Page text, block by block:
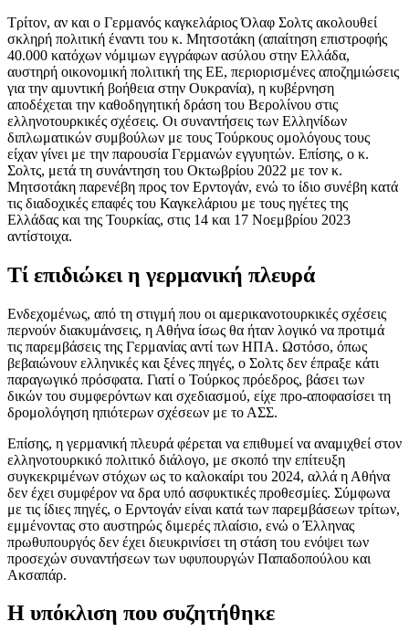
Τρίτον, αν και ο Γερμανός καγκελάριος Όλαφ Σολτς ακολουθεί
σκληρή πολιτική έναντι του κ. Μητσοτάκη (απαίτηση επιστροφής
40.000 κατόχων νόμιμων εγγράφων ασύλου στην Ελλάδα,
αυστηρή οικονομική πολιτική της ΕΕ, περιορισμένες αποζημιώσεις
για την αμυντική βοήθεια στην Ουκρανία), η κυβέρνηση
αποδέχεται την καθοδηγητική δράση του Βερολίνου στις
ελληνοτουρκικές σχέσεις. Οι συναντήσεις των Ελληνίδων
διπλωματικών συμβούλων με τους Τούρκους ομολόγους τους
είχαν γίνει με την παρουσία Γερμανών εγγυητών. Επίσης, ο κ.
Σολτς, μετά τη συνάντηση του Οκτωβρίου 2022 με τον κ.
Μητσοτάκη παρενέβη προς τον Ερντογάν, ενώ το ίδιο συνέβη κατά
τις διαδοχικές επαφές του Καγκελάριου με τους ηγέτες της
Ελλάδας και της Τουρκίας, στις 14 και 17 Νοεμβρίου 2023
αντίστοιχα.
Τί επιδιώκει η γερμανική πλευρά
Ενδεχομένως, από τη στιγμή που οι αμερικανοτουρκικές σχέσεις
περνούν διακυμάνσεις, η Αθήνα ίσως θα ήταν λογικό να προτιμά
τις παρεμβάσεις της Γερμανίας αντί των ΗΠΑ. Ωστόσο, όπως
βεβαιώνουν ελληνικές και ξένες πηγές, ο Σολτς δεν έπραξε κάτι
παραγωγικό πρόσφατα. Γιατί ο Τούρκος πρόεδρος, βάσει των
δικών του συμφερόντων και σχεδιασμού, είχε προ-αποφασίσει τη
δρομολόγηση ηπιότερων σχέσεων με το ΑΣΣ.
Επίσης, η γερμανική πλευρά φέρεται να επιθυμεί να αναμιχθεί στον
ελληνοτουρκικό πολιτικό διάλογο, με σκοπό την επίτευξη
συγκεκριμένων στόχων ως το καλοκαίρι του 2024, αλλά η Αθήνα
δεν έχει συμφέρον να δρα υπό ασφυκτικές προθεσμίες. Σύμφωνα
με τις ίδιες πηγές, ο Ερντογάν είναι κατά των παρεμβάσεων τρίτων,
εμμένοντας στο αυστηρώς διμερές πλαίσιο, ενώ ο Έλληνας
πρωθυπουργός δεν έχει διευκρινίσει τη στάση του ενόψει των
προσεχών συναντήσεων των υφυπουργών Παπαδοπούλου και
Ακσαπάρ.
Η υπόκλιση που συζητήθηκε